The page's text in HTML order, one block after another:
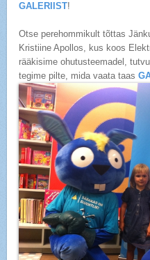
GALERIIST!
Otse perehommikult tõttas
Kristiine Apollos, kus koos
rääkisime ohutusteemadel,
tegime pilte, mida vaata taas